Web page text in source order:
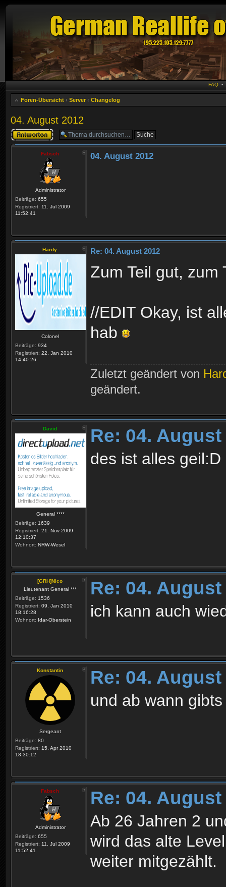
FAQ •
Foren-Übersicht ‹ Server ‹ Changelog
04. August 2012
Antwort erstellen
Fabsch
Administrator
Beiträge: 655
Registriert: 11. Jul 2009
11:52:41
04. August 2012
Hardy
Colonel
Beiträge: 934
Registriert: 22. Jan 2010
14:40:26
Re: 04. August 2012
Zum Teil gut,
//EDIT Okay, ist
hab
Zuletzt geändert von
geändert.
David
General ****
Beiträge: 1639
Registriert: 21. Nov 2009
12:10:37
Wohnort: NRW-Wesel
Re: 04. August
des ist alles geil:D
[GRH]Nico
Lieutenant General ***
Beiträge: 1536
Registriert: 09. Jan 2010
18:16:28
Wohnort: Idar-Oberstein
Re: 04. August
ich kann auch
Konstantin
Sergeant
Beiträge: 80
Registriert: 15. Apr 2010
18:30:12
Re: 04. August
und ab wann
Fabsch
Administrator
Beiträge: 655
Registriert: 11. Jul 2009
11:52:41
Re: 04. August
Ab 26 Jahren 2
wird das alte
weiter mitgezählt.